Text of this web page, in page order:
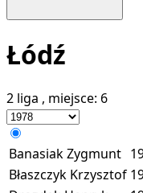
Łódź
2 liga , miejsce: 6
Banasiak Zygmunt
Błaszczyk Krzysztof